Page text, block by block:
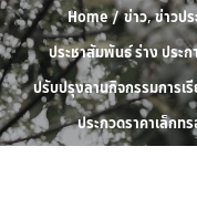
Home / ข่าว,ข่าวป
ประชาสัมพันธ์ ร่าง ประ
ปรับปรุงลานกิจกรรมการเ
ประกวดราคาเล็ก